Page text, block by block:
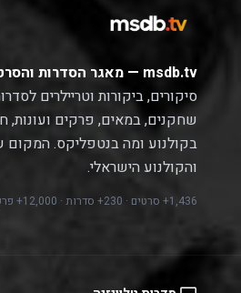
msdb.tv — מאגר הסדרות והסרטים המוביל בעברית.
סיקורים, ביקורות וטריילרים
שחקנים, במאים, פרקים ועונות,
בקולנוע ומה בנטפליקס. המקום
והקולנוע הישראלי.
1,436+ סרטים · 230+ סדרות · 12,000+ פרקים